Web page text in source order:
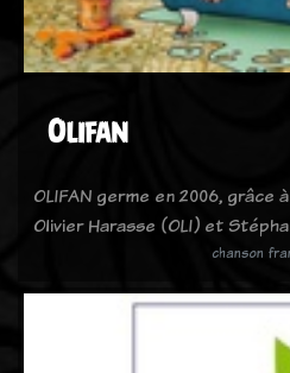
Olifan
OLIFAN germe en 2006, grâce
Olivier Harasse (OLI) et
chanson